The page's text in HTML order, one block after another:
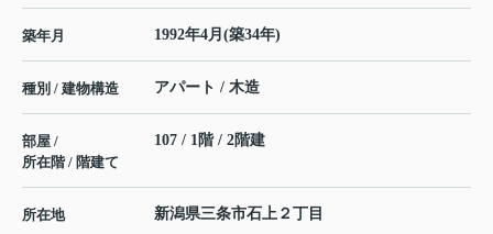
築年月 1992年4月(築34年)
種別 / 建物構造 アパート / 木造
部屋 /
所在階 / 階建て
107 / 1階 / 2階建
所在地 新潟県三条市石上 ２丁目